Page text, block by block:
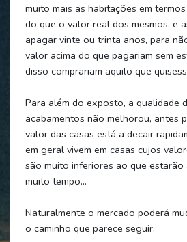
muito mais as habitações em
do que o valor real dos mesmos, e
apagar vinte ou trinta anos, para
valor acima do que pagariam sem
disso comprariam aquilo que
Para além do exposto, a qualidade
acabamentos não melhorou, antes
valor das casas está a decair
em geral vivem em casas cujos
são muito inferiores ao que estarão
muito tempo…
Naturalmente o mercado poderá
o caminho que parece seguir.